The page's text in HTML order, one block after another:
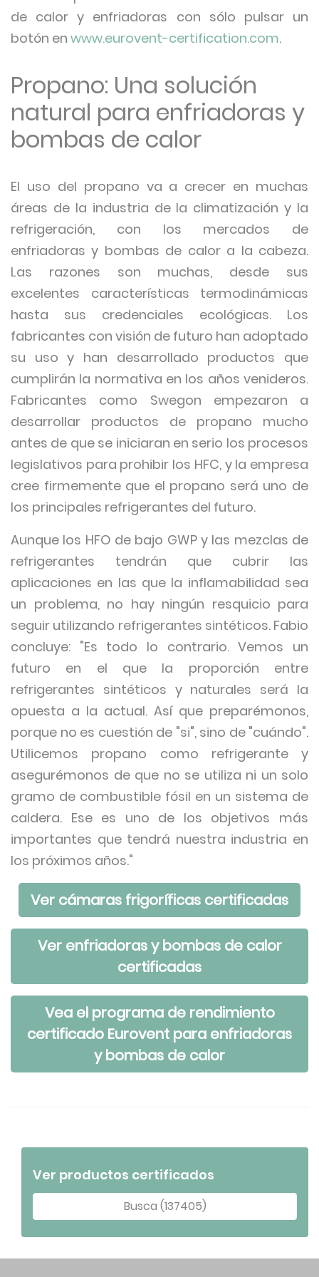
de calor y enfriadoras con sólo pulsar un
botón en www.eurovent-certification.com.
Propano: Una solución
natural para enfriadoras y
bombas de calor
El uso del propano va a crecer en muchas
áreas de la industria de la climatización y la
refrigeración, con los mercados de
enfriadoras y bombas de calor a la cabeza.
Las razones son muchas, desde sus
excelentes características termodinámicas
hasta sus credenciales ecológicas. Los
fabricantes con visión de futuro han adoptado
su uso y han desarrollado productos que
cumplirán la normativa en los años venideros.
Fabricantes como Swegon empezaron a
desarrollar productos de propano mucho
antes de que se iniciaran en serio los procesos
legislativos para prohibir los HFC, y la empresa
cree firmemente que el propano será uno de
los principales refrigerantes del futuro.
Aunque los HFO de bajo GWP y las mezclas de
refrigerantes tendrán que cubrir las
aplicaciones en las que la inflamabilidad sea
un problema, no hay ningún resquicio para
seguir utilizando refrigerantes sintéticos. Fabio
concluye: "Es todo lo contrario. Vemos un
futuro en el que la proporción entre
refrigerantes sintéticos y naturales será la
opuesta a la actual. Así que preparémonos,
porque no es cuestión de "si", sino de "cuándo".
Utilicemos propano como refrigerante y
asegurémonos de que no se utiliza ni un solo
gramo de combustible fósil en un sistema de
caldera. Ese es uno de los objetivos más
importantes que tendrá nuestra industria en
los próximos años."
Ver cámaras frigoríficas certificadas
Ver enfriadoras y bombas de calor
certificadas
Vea el programa de rendimiento
certificado Eurovent para enfriadoras
y bombas de calor
Ver productos certificados
Busca (137405)